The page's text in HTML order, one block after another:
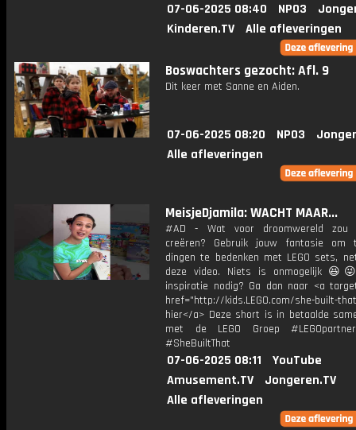
07-06-2025 08:40 NPO3
Kinderen.TV
Alle afleveringen
Boswachters gezocht: Afl. 9
Dit keer met Sanne en Aiden.
07-06-2025 08:20 NPO3
Alle afleveringen
MeisjeDjamila: WACHT MAAR...
#AD - Wat voor droomwereld zou
creëren? Gebruik jouw fantasie
dingen te bedenken met LEGO sets,
deze video. Niets is onmogelijk
inspiratie nodig? Ga dan naar <a
href="http://kids.LEGO.com/she-built-
hier</a> Deze short is in betaalde
met de LEGO Groep #LEGOpartner
#SheBuiltThat
07-06-2025 08:11
YouTube
Amusement.TV
Jongeren.TV
Alle afleveringen